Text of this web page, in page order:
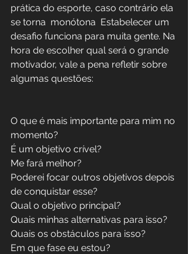
prática do esporte, caso contrário ela
se torna  monótona  Estabelecer um
desafio funciona para muita gente. Na
hora de escolher qual será o grande
motivador, vale a pena refletir sobre
algumas questões:
O que é mais importante para mim no
momento?
É um objetivo crível?
Me fará melhor?
Poderei focar outros objetivos depois
de conquistar esse?
Qual o objetivo principal?
Quais minhas alternativas para isso?
Quais os obstáculos para isso?
Em que fase eu estou?